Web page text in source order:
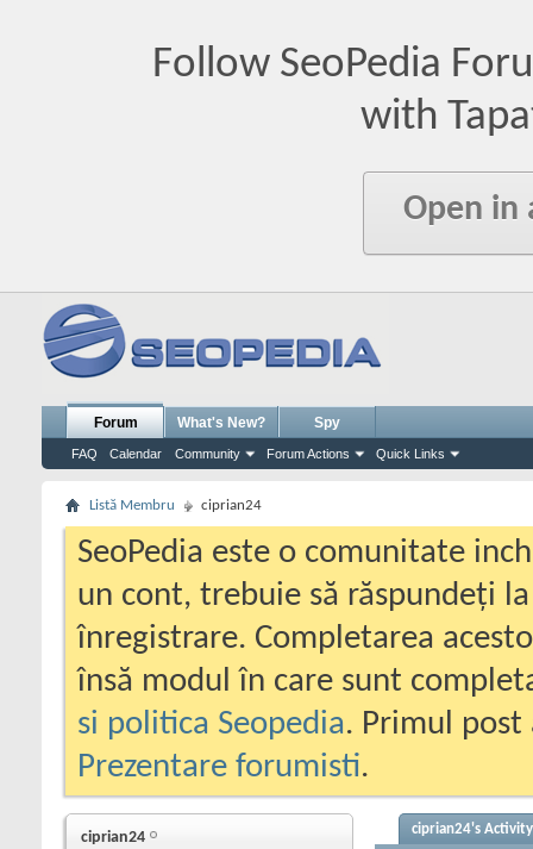
Follow SeoPedia
with
Open in
Forum
FAQ Calendar Community Forum Actions Quick Links
What's New? Spy
Listă Membru ciprian24
SeoPedia este o comunitate
un cont, trebuie să răspundeți
înregistrare. Completarea
însă modul în care sunt
si politica Seopedia. Primul
Prezentare forumisti.
ciprian24 ciprian24's Activity